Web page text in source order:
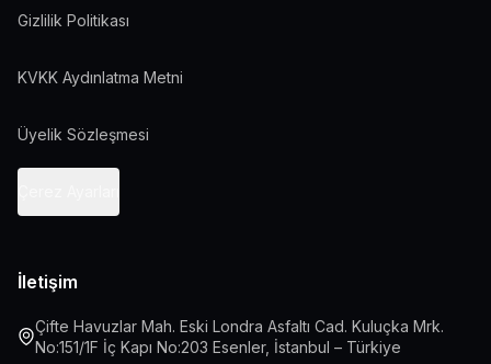
Gizlilik Politikası
KVKK Aydınlatma Metni
Üyelik Sözleşmesi
İletişim
Çifte Havuzlar Mah. Eski Londra Asfaltı Cad. Kuluçka Mrk.
No:151/1F İç Kapı No:203 Esenler, İstanbul – Türkiye